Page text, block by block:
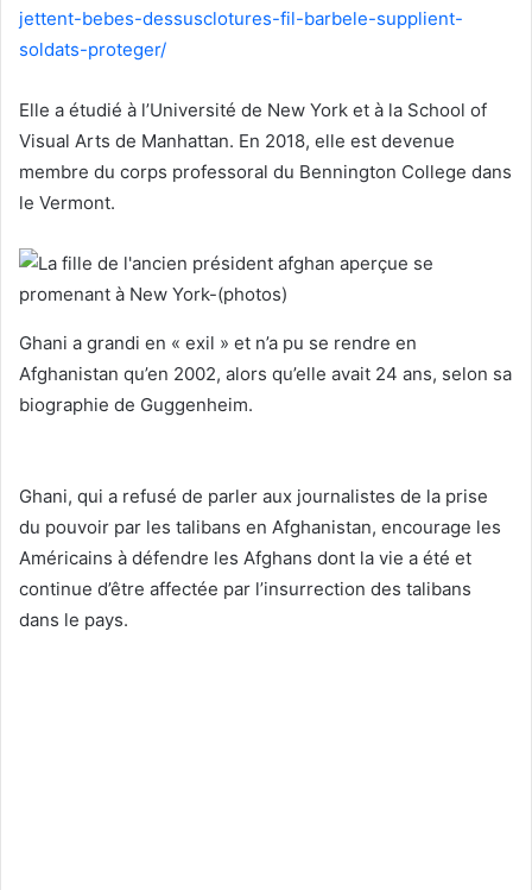
jettent-bebes-dessusclotures-fil-barbele-supplient-
soldats-proteger/
Elle a étudié à l’Université de New York et à la School of
Visual Arts de Manhattan. En 2018, elle est devenue
membre du corps professoral du Bennington College dans
le Vermont.
Ghani a grandi en « exil » et n’a pu se rendre en
Afghanistan qu’en 2002, alors qu’elle avait 24 ans, selon sa
biographie de Guggenheim.
Ghani, qui a refusé de parler aux journalistes de la prise
du pouvoir par les talibans en Afghanistan, encourage les
Américains à défendre les Afghans dont la vie a été et
continue d’être affectée par l’insurrection des talibans
dans le pays.